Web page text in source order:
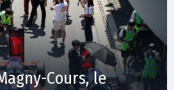
Cours, le